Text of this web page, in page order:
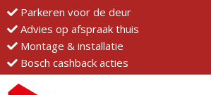
Parkeren voor de deur
Advies op afspraak thuis
Montage & installatie
Bosch cashback acties